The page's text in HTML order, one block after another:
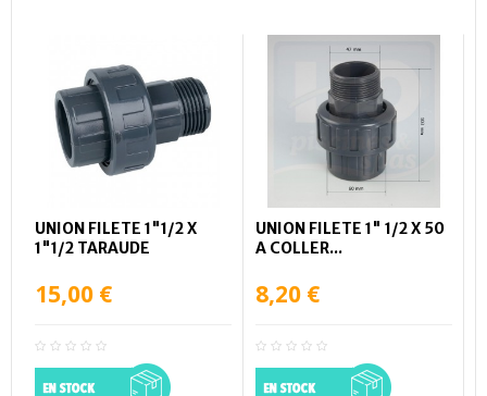
UNION FILETE 1"1/2 X
1"1/2 TARAUDE
15,00 €
UNION FILETE 1" 1/2 X 50
A COLLER...
8,20 €